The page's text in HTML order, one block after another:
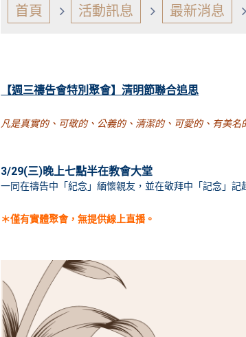
首頁 活動訊息 最新消息
【週三禱告會特別聚會】清明節聯合追思
凡是真實的、可敬的、公義的、清潔的、可愛的、有美
3/29(三)晚上七點半在教會大堂
一同在禱告中「紀念」緬懷親友，並在敬拜中「記念」記
＊僅有實體聚會，無提供線上直播。